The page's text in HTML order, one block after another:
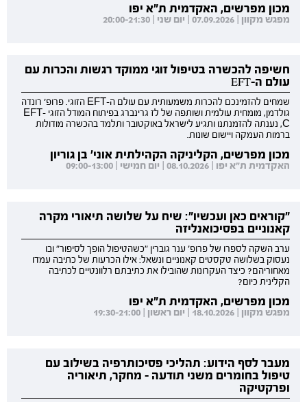
מכון מפרשים, האקדמית ת"א יפו
מפגש מקוון | 07.09.2026 | יום שני | 20:00-21:30
חשיפה להכשרה בטיפול זוגי ממוקד רגשות והכרות עם
עולם ה-EFT
שמחים להזמינכם להכרות משמעותית עם עולם ה-EFT הזוגי. פרופ' רונדה
גולדמן, מומחית עולמית ושותפה של לז גרינברג בפיתוח המודל הזוגי EFT-
C, נענתה להזמנתנו ותגיע לישראל באוקטובר ותלמד בהכשרה מודולות
ברמות העמקה ויישום שונות.
מכון מפרשים, הקליניקה הקהילתית אוני' בן גוריון
האקדמית ת"א יפו | 08.10.2026 | יום חמישי | 09:00-13:00
"קוראים כאן ועכשיו": שיח על שלושה תיאורי מקרה
קאנוניים בפסיכואנליזה
ערב השקה לספרו של פרופ' ענר גוברין "כשהטיפול הופך לסיפור" ובו
נעסוק בשלושה טקסטים קאנוניים ונשאל: אילו הכרעות של כתיבה עמדו
מאחוריהם? כיצד העקרונות שהובילו את כתיבתם רלוונטיים לכתיבה
הקלינית כיום?
מכון מפרשים, האקדמית ת"א יפו
מפגש מקוון | 18.10.2026 | יום ראשון | 19:30-21:00
מעבר לסף הידוע: תהליכי פסיכותרפיה בשילוב עם
טיפול בחומרים משני תודעה - מחקר, תיאוריה
ופרקטיקה